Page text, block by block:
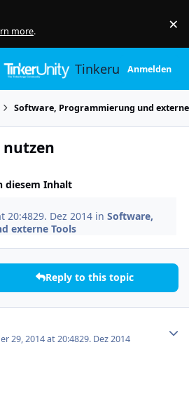
more. ×
TinkerunityAnmelden
Software, Programmierung und
diesem Inhalt
20:4829. Dez 2014 inSoftware,
externe Tools
Reply to this topic
29, 2014 at 20:4829. Dez 2014